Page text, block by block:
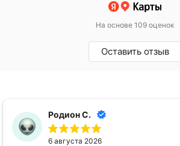
На основе 109 оценок
Оставить отзыв
Родион С.
6 августа 2026